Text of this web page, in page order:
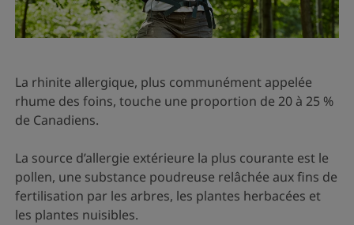
La rhinite allergique, plus communément appelée
rhume des foins, touche une proportion de 20 à 25 %
de Canadiens.
La source d’allergie extérieure la plus courante est le
pollen, une substance poudreuse relâchée aux fins de
fertilisation par les arbres, les plantes herbacées et
les plantes nuisibles.